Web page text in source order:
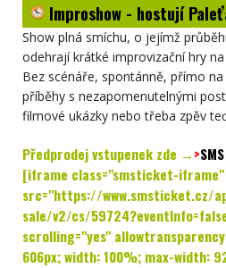
PaleťáciImproshow - hostují
Show plná smíchu, o jejímž
odehrají krátké improvizační hry
Bez scénáře, spontánně, přímo
příběhy s nezapomenutelnými
filmové ukázky nebo třeba zpěv
Předprodej vstupenek zde →>
[iframe class="smsticket-iframe"
src="https://www.smsticket.cz/
sale/v2/cs/
scrolling="yes"
606px; width: 100%; max-width: